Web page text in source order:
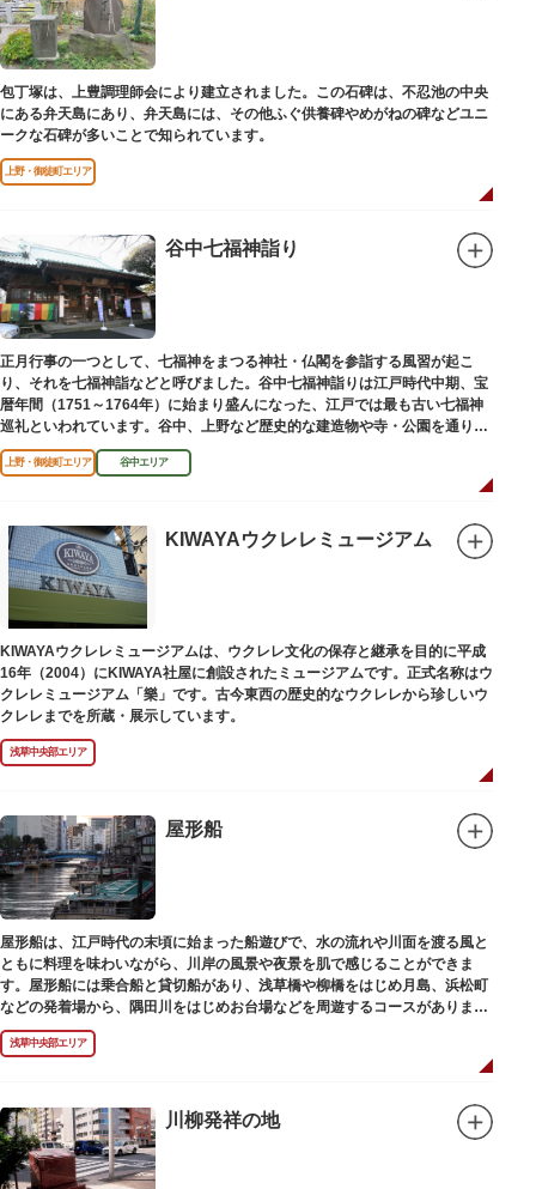
包丁塚は、上豊調理師会により建立されました。この石碑は、不忍池の中央
にある弁天島にあり、弁天島には、その他ふぐ供養碑やめがねの碑などユニ
ークな石碑が多いことで知られています。
上野・御徒町エリア
谷中七福神詣り
正月行事の一つとして、七福神をまつる神社・仏閣を参詣する風習が起こ
り、それを七福神詣などと呼びました。谷中七福神詣りは江戸時代中期、宝
暦年間（1751～1764年）に始まり盛んになった、江戸では最も古い七福神
巡礼といわれています。谷中、上野など歴史的な建造物や寺・公園を通りな
がら、ゆっくりと一日散策が楽しめるコースになっています。
上野・御徒町エリア 谷中エリア
KIWAYAウクレレミュージアム
KIWAYAウクレレミュージアムは、ウクレレ文化の保存と継承を目的に平成
16年（2004）にKIWAYA社屋に創設されたミュージアムです。正式名称はウ
クレレミュージアム「樂」です。古今東西の歴史的なウクレレから珍しいウ
クレレまでを所蔵・展示しています。
浅草中央部エリア
屋形船
屋形船は、江戸時代の末頃に始まった船遊びで、水の流れや川面を渡る風と
ともに料理を味わいながら、川岸の風景や夜景を肌で感じることができま
す。屋形船には乗合船と貸切船があり、浅草橋や柳橋をはじめ月島、浜松町
などの発着場から、隅田川をはじめお台場などを周遊するコースがありま
す。
浅草中央部エリア
川柳発祥の地